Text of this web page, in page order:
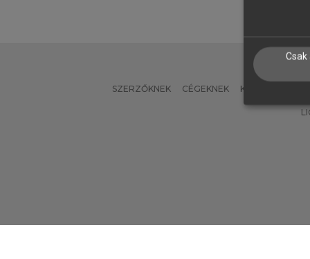
SZERZŐKNEK CÉGEKNEK
Csak